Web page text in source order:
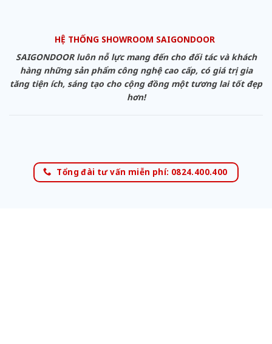
HỆ THỐNG SHOWROOM SAIGONDOOR
SAIGONDOOR luôn nỗ lực mang đến cho đối tác và khách
hàng những sản phẩm công nghệ cao cấp, có giá trị gia
tăng tiện ích, sáng tạo cho cộng đồng một tương lai tốt đẹp
hơn!
Tổng đài tư vấn miễn phí: 0824.400.400